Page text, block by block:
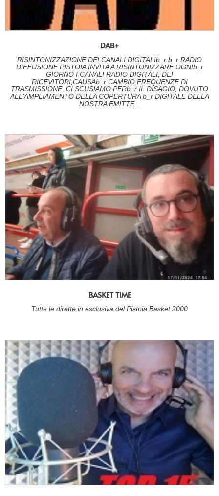
DAB+
RISINTONIZZAZIONE DEI CANALI DIGITALIb_r b_r RADIO
DIFFUSIONE PISTOIA INVITA A RISINTONIZZARE OGNIb_r
GIORNO I CANALI RADIO DIGITALI, DEI
RICEVITORI,CAUSAb_r CAMBIO FREQUENZE DI
TRASMISSIONE, CI SCUSIAMO PERb_r IL DISAGIO, DOVUTO
ALL'AMPLIAMENTO DELLA COPERTURA b_r DIGITALE DELLA
NOSTRA EMITTE...
BASKET TIME
Tutte le dirette in esclusiva del Pistoia Basket 2000